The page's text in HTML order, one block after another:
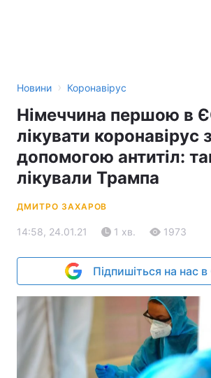
Новини › Коронавірус
Німеччина першою в
лікувати коронавірус
допомогою антитіл:
лікували Трампа
ДМИТРО ЗАХАРОВ
14:58, 24.01.21 1 хв. 1973
Підпишіться на нас